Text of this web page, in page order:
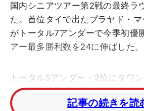
国内シニアツアー第2戦の最終ラ
た。首位タイで出たプラヤド・マ
がトータル7アンダーで今季初優
アー最多勝利数を24に伸ばした。
トータル5アンダー・2位にタワ
（タイ）。トータル4アンダー・
インワンを達成したルーキー・谷
記事の続きを読